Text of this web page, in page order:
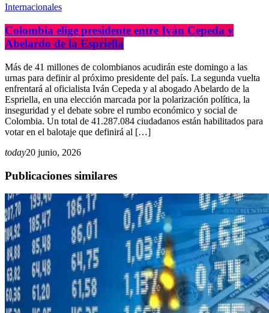
Internacionales
Colombia elige presidente entre Iván Cepeda y
Abelardo de la Espriella
Más de 41 millones de colombianos acudirán este domingo a las
urnas para definir al próximo presidente del país. La segunda vuelta
enfrentará al oficialista Iván Cepeda y al abogado Abelardo de la
Espriella, en una elección marcada por la polarización política, la
inseguridad y el debate sobre el rumbo económico y social de
Colombia. Un total de 41.287.084 ciudadanos están habilitados para
votar en el balotaje que definirá al […]
today20 junio, 2026
Publicaciones similares